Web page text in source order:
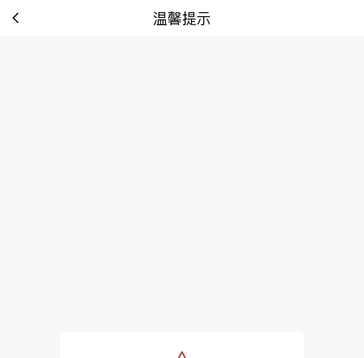
温馨提示
tip: